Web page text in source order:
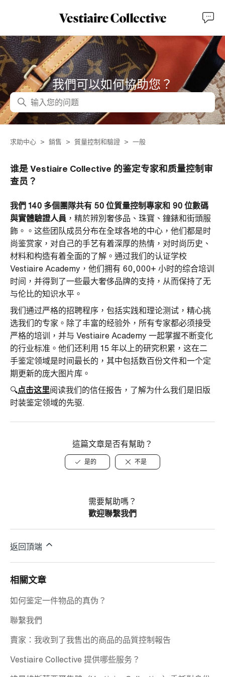
我們可以如何協助您？
搜尋
求助中心 銷售 質量控制和驗證 一般
谁是 Vestiaire Collective 的鉴定专家和质量控制审
查员？
我們 140 多個團隊共有 50 位質量控制專家和 90 位數碼
與實體驗證人員 ，精於辨別奢侈品、珠寶、鐘錶和街頭服
飾。。这些团队成员分布在全球各地的中心，他们都是时
尚鉴赏家，对自己的手艺有着深厚的热情，对时尚历史、
材料和构造有着全面的了解。通过我们的认证学校
Vestiaire Academy，他们拥有 60,000+ 小时的综合培训
时间，并得到了一些最大奢侈品牌的支持，从而保持了无
与伦比的知识水平。
我们通过严格的招聘程序，包括实践和理论测试，精心挑
选我们的专家。除了丰富的经验外，所有专家都必须接受
严格的培训，并与 Vestiaire Academy 一起掌握不断变化
的行业标准。他们还利用 15 年以上的研究积累，这在二
手鉴定领域是时间最长的，其中包括数百份文件和一个定
期更新的庞大图片库。
🔍点击这里阅读我们的信任报告，了解为什么我们是旧版
时装鉴定领域的先驱.
這篇文章是否有幫助？
是的 不是
需要幫助嗎？
歡迎聯繫我們
返回頂端
相關文章
如何鉴定一件物品的真伪？
聯繫我們
賣家：我收到了我售出的商品的品質控制報告
Vestiaire Collective 提供哪些服务？